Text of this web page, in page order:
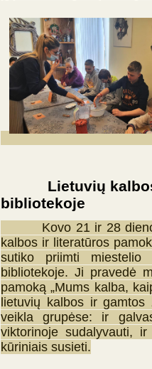
Lietuvių kalbos
bibliotekoje
Kovo 21 ir 28
kalbos ir literatūros
sutiko priimti miestelio
bibliotekoje. Ji pravedė
pamoką „Mums kalba,
lietuvių kalbos ir gamtos
veikla grupėse: ir
viktorinoje sudalyvauti,
kūriniais susieti.